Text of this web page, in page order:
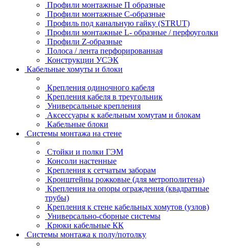
Профили монтажные П образные
Профили монтажные C-образные
Профиль под канальную гайку (STRUT)
Профили монтажные L- образные / перфоуголки
Профили Z-образные
Полоса / лента перфорированная
Конструкции УСЭК
Кабельные хомуты и блоки
Крепления одиночного кабеля
Крепления кабеля в треугольник
Универсальные крепления
Аксессуары к кабельным хомутам и блокам
Кабельные блоки
Системы монтажа на стене
Стойки и полки ГЭМ
Консоли настенные
Крепления к сетчатым заборам
Кронштейны рожковые (для метрополитена)
Крепления на опоры ограждения (квадратные
трубы)
Крепления к стене кабельных хомутов (узлов)
Универсально-сборные системы
Крюки кабельные КК
Системы монтажа к полу/потолку